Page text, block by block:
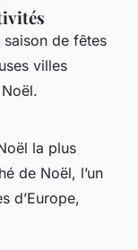
saison de fêtes
villes
la plus
de Noël, l’un
d’Europe,